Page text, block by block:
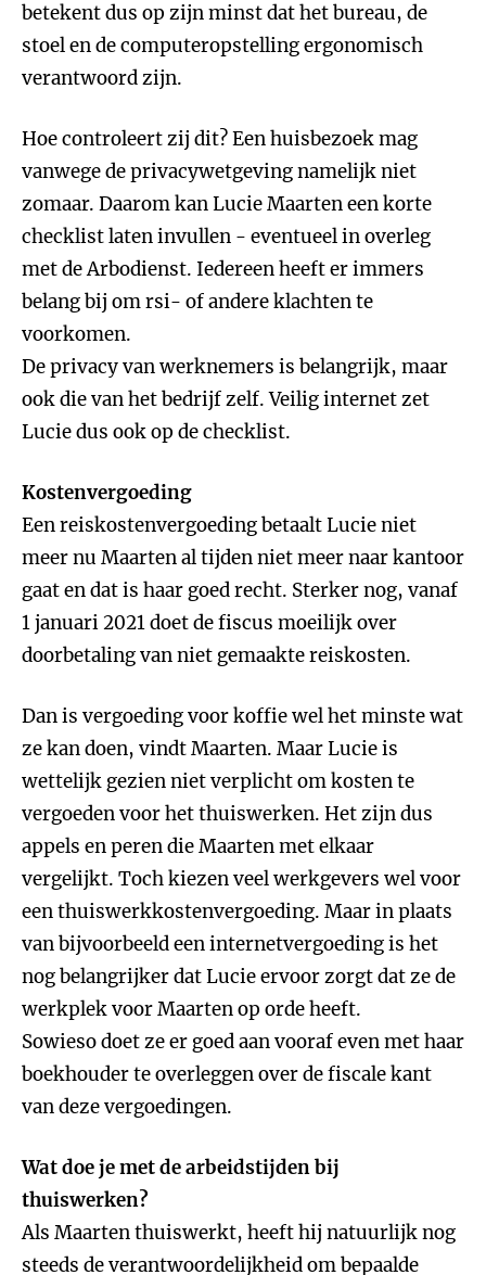
betekent dus op zijn minst dat het bureau, de
stoel en de computeropstelling ergonomisch
verantwoord zijn.
Hoe controleert zij dit? Een huisbezoek mag
vanwege de privacywetgeving namelijk niet
zomaar. Daarom kan Lucie Maarten een korte
checklist laten invullen - eventueel in overleg
met de Arbodienst. Iedereen heeft er immers
belang bij om rsi- of andere klachten te
voorkomen.
De privacy van werknemers is belangrijk, maar
ook die van het bedrijf zelf. Veilig internet zet
Lucie dus ook op de checklist.
Kostenvergoeding
Een reiskostenvergoeding betaalt Lucie niet
meer nu Maarten al tijden niet meer naar kantoor
gaat en dat is haar goed recht. Sterker nog, vanaf
1 januari 2021 doet de fiscus moeilijk over
doorbetaling van niet gemaakte reiskosten.
Dan is vergoeding voor koffie wel het minste wat
ze kan doen, vindt Maarten. Maar Lucie is
wettelijk gezien niet verplicht om kosten te
vergoeden voor het thuiswerken. Het zijn dus
appels en peren die Maarten met elkaar
vergelijkt. Toch kiezen veel werkgevers wel voor
een thuiswerkkostenvergoeding. Maar in plaats
van bijvoorbeeld een internetvergoeding is het
nog belangrijker dat Lucie ervoor zorgt dat ze de
werkplek voor Maarten op orde heeft.
Sowieso doet ze er goed aan vooraf even met haar
boekhouder te overleggen over de fiscale kant
van deze vergoedingen.
Wat doe je met de arbeidstijden bij
thuiswerken?
Als Maarten thuiswerkt, heeft hij natuurlijk nog
steeds de verantwoordelijkheid om bepaalde